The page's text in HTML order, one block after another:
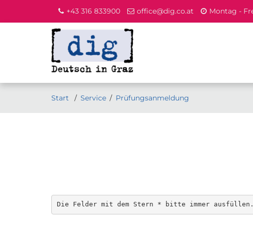
+43 316 833900 office@dig.co.at Montag -
Start Service Prüfungsanmeldung
Die Felder mit dem Stern * bitte immer ausfüllen.